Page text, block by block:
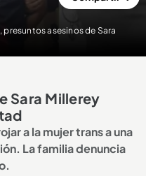
presuntos asesinos de Sara
Sara Millerey
a la mujer trans a una
La familia denuncia